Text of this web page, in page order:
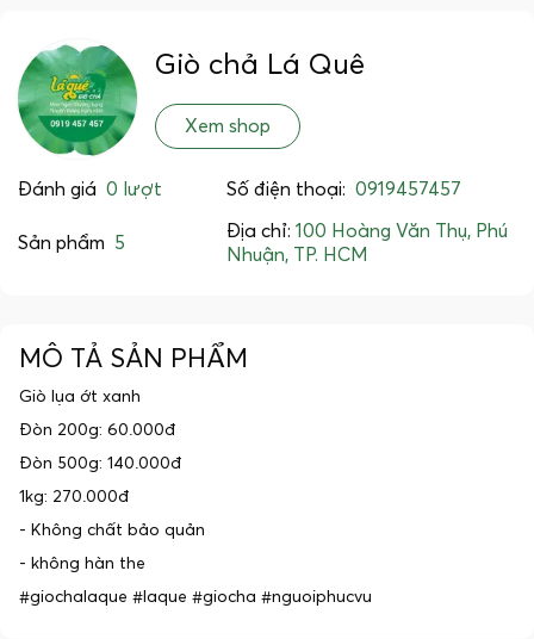
Giò chả Lá Quê
Xem shop
Đánh giá 0 lượt Số điện thoại: 0919457457
Sản phẩm 5
Địa chỉ: 100 Hoàng Văn Thụ, Phú
Nhuận, TP. HCM
MÔ TẢ SẢN PHẨM
Giò lụa ớt xanh
Đòn 200g: 60.000đ
Đòn 500g: 140.000đ
1kg: 270.000đ
- Không chất bảo quản
- không hàn the
#giochalaque #laque #giocha #nguoiphucvu